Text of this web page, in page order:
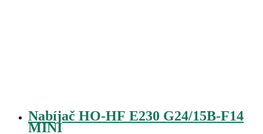
Nabíjač HO-HF E230 G24/15B-F14
MINI